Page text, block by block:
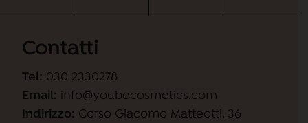
Contatti
Tel: 030 2330278
Email: info@youbecosmetics.com
Indirizzo: Corso Giacomo Matteotti, 36